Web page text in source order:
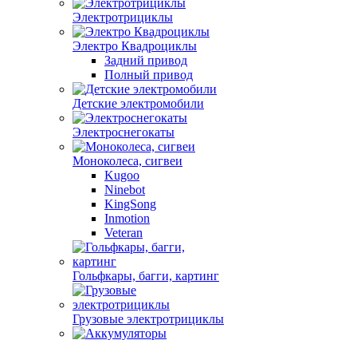
Электротрициклы
Электро Квадроциклы
Задний привод
Полный привод
Детские электромобили
Электроснегокаты
Моноколеса, сигвеи
Kugoo
Ninebot
KingSong
Inmotion
Veteran
Гольфкары, багги, картинг
Грузовые электротрициклы